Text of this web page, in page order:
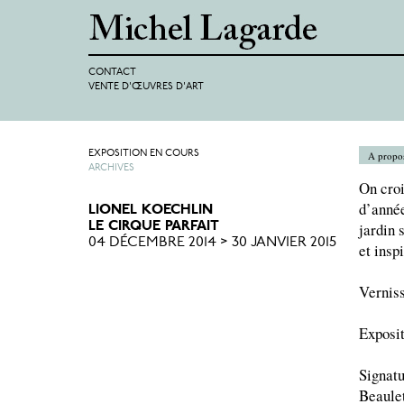
CONTACT
VENTE D'ŒUVRES D'ART
A
On
jardin
et
EXPOSITION EN COURS
ARCHIVES
LIONEL KOECHLIN
LE CIRQUE PARFAIT
04 DÉCEMBRE 2014 > 30 JANVIER 2015